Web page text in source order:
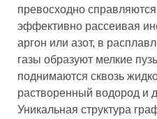
превосходно
эффективно рассеивая
аргон или азот, в
газы образуют мелкие
поднимаются сквозь
растворенный водород и
Уникальная структура